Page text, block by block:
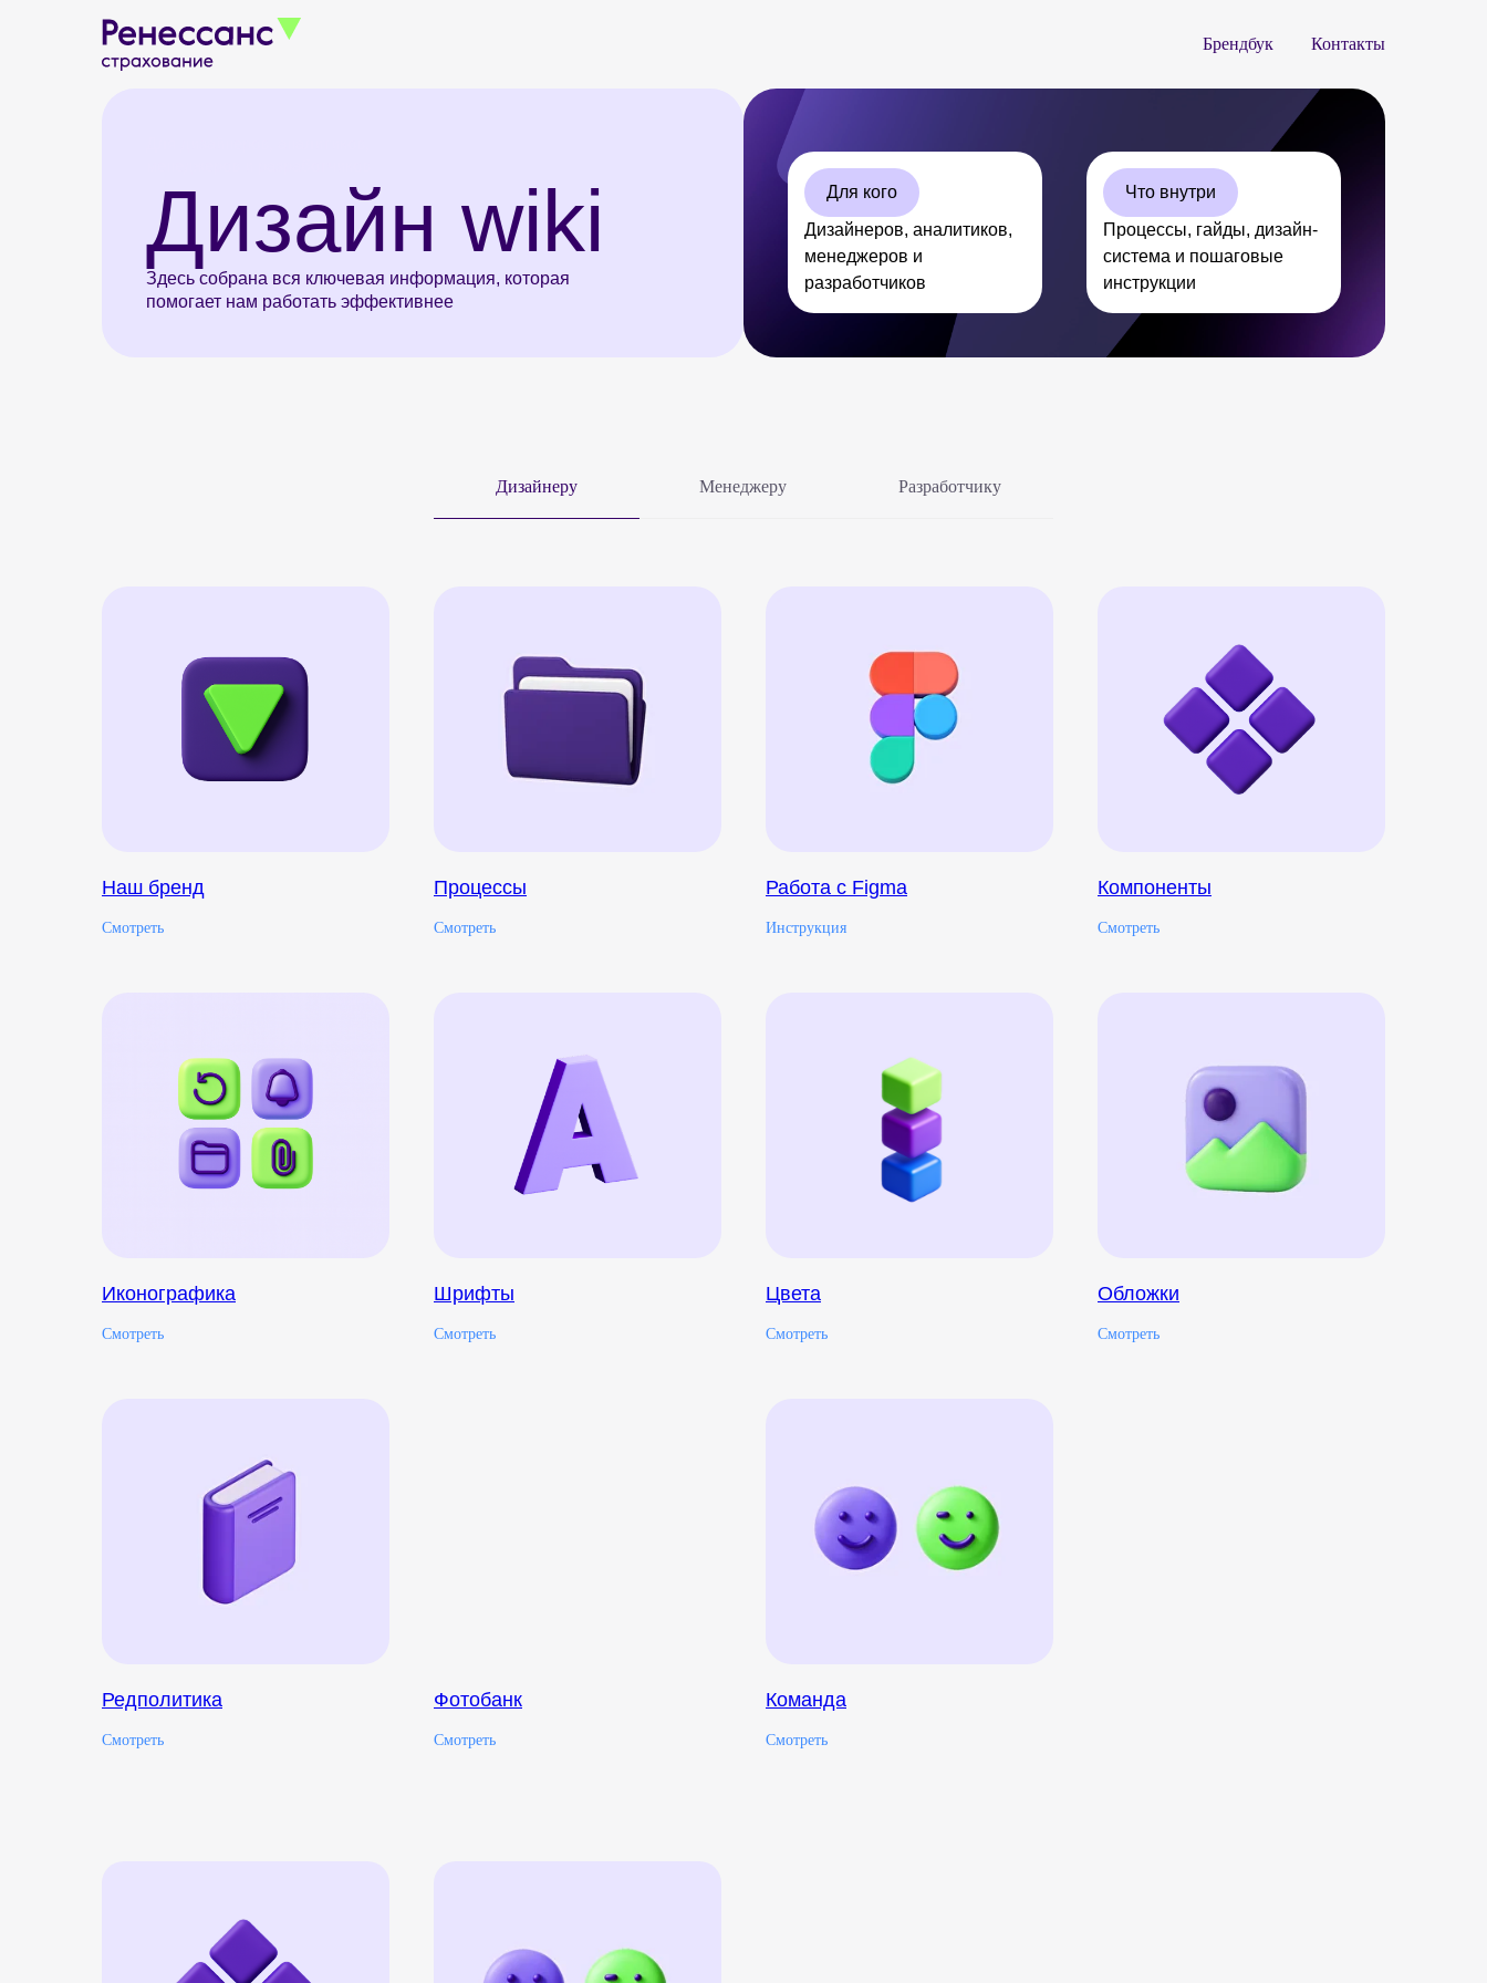
Брендбук Контакты
Дизайн wiki
Здесь собрана вся ключевая информация, которая
помогает нам работать эффективнее
Для кого
Дизайнеров, аналитиков,
менеджеров и
разработчиков
Что внутри
Процессы, гайды, дизайн-
система и пошаговые
инструкции
Дизайнеру Менеджеру Разработчику
Наш бренд
Смотреть
Процессы
Смотреть
Работа с Figma
Инструкция
Компоненты
Смотреть
Иконографика
Смотреть
Шрифты
Смотреть
Цвета
Смотреть
Обложки
Смотреть
Редполитика
Смотреть
Фотобанк
Смотреть
Команда
Смотреть